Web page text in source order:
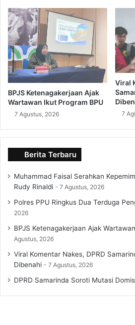
BPJS Ketenagakerjaan Ajak
Wartawan Ikut Program BPU
7 Agustus, 2026
Viral
7
Berita Terbaru
Muhammad Faisal Serahkan
Rudy Rinaldi
7 Agustus, 2026
Polres PPU Ringkus Dua Terduga
2026
BPJS Ketenagakerjaan Ajak
Agustus, 2026
Viral Komentar Nakes, DPRD
Dibenahi
7 Agustus, 2026
DPRD Samarinda Soroti Mutasi